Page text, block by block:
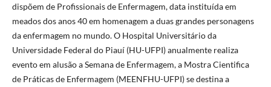
dispõem de Profissionais de Enfermagem, data instituída em
meados dos anos 40 em homenagem a duas grandes personagens
da enfermagem no mundo. O Hospital Universitário da
Universidade Federal do Piauí (HU-UFPI) anualmente realiza
evento em alusão a Semana de Enfermagem, a Mostra Cientifica
de Práticas de Enfermagem (MEENFHU-UFPI) se destina a